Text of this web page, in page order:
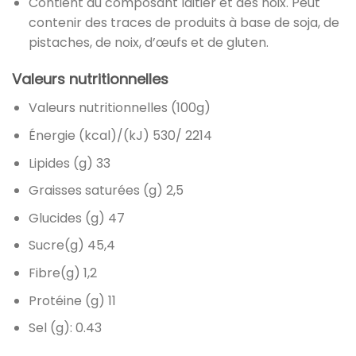
contenir des traces de produits à base de soja, de
pistaches, de noix, d’œufs et de gluten.
Valeurs nutritionnelles
Valeurs nutritionnelles (100g)
Énergie (kcal)/(kJ) 530/ 2214
Lipides (g) 33
Graisses saturées (g) 2,5
Glucides (g) 47
Sucre(g) 45,4
Fibre(g) 1,2
Protéine (g) 11
Sel (g): 0.43